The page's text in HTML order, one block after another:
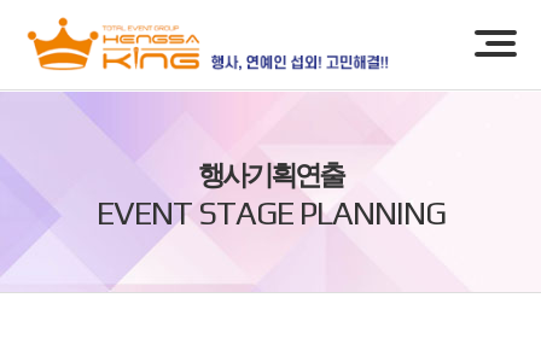
행사기획연출
EVENT STAGE PLANNING